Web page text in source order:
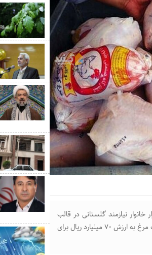
اجرایی فرمان امام خمینی(ره) گلستان از آغاز توزیع گوشت مرغ به ۳۰هزار خانوار نیازمند گلستانی در قالب
طرح سفره احسان خبر داد و گغت: برای اجرای این طرح ۱۴۱ هزار و ۸۰۰ کیلوگرم گوشت مرغ به ارزش ۷۰ میلیارد ریال برای